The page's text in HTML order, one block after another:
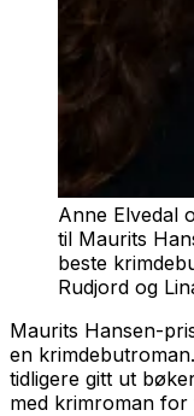
Anne Elvedal
til Maurits
beste
Rudjord og
Maurits Hansen-
en
tidligere gitt ut
med krimroman for